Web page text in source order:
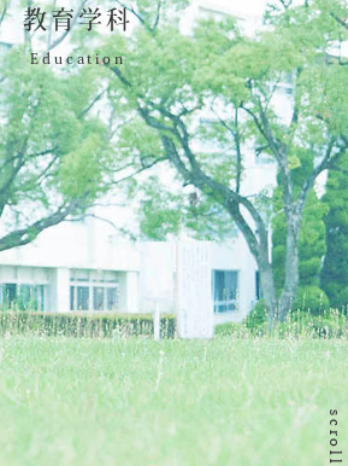
scroll
教育学科
Education